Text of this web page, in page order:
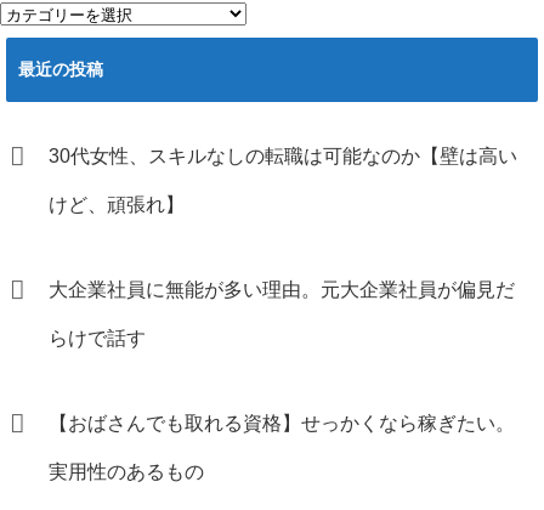
カ
テ
最近の投稿
30代女性、スキルなしの転職は可能なのか【壁は高い
けど、頑張れ】
大企業社員に無能が多い理由。元大企業社員が偏見だ
らけで話す
【おばさんでも取れる資格】せっかくなら稼ぎたい。
実用性のあるもの